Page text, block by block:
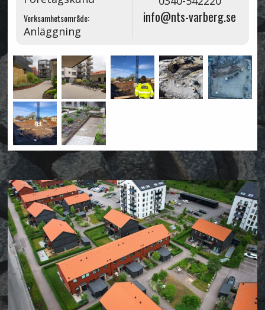
Verksamhetsområde:
Anläggning
info@nts-varberg.se